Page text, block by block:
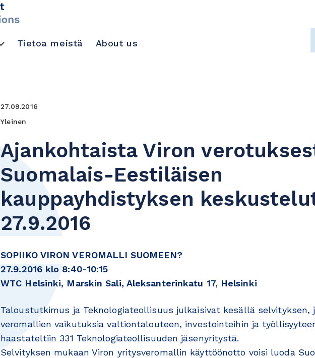
Tietoa meistä About us
27.09.2016
Yleinen
Ajankohtaista Viron
Suomalais-Eestiläisen
kauppayhdistyksen
27.9.2016
SOPIIKO VIRON VEROMALLI SUOMEEN?
27.9.2016 klo 8:40-10:15
WTC Helsinki, Marskin Sali, Aleksanterinkatu 17, Helsinki
Taloustutkimus ja Teknologiateollisuus julkaisivat kesällä
veromallien vaikutuksia valtiontalouteen, investointeihin ja
haastateltiin 331 Teknologiateollisuuden jäsenyritystä.
Selvityksen mukaan Viron yritysveromallin käyttöönotto voisi luoda